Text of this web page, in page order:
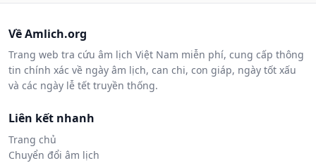
Về Amlich.org
Trang web tra cứu âm lịch Việt Nam miễn phí, cung cấp thông
tin chính xác về ngày âm lịch, can chi, con giáp, ngày tốt xấu
và các ngày lễ tết truyền thống.
Liên kết nhanh
Trang chủ
Chuyển đổi âm lịch